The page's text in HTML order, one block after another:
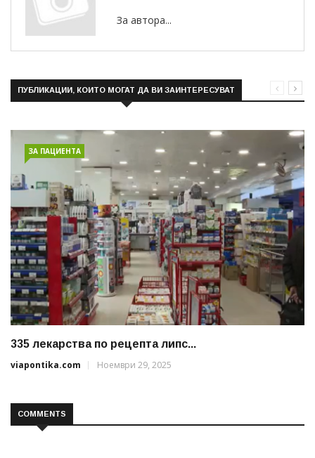
За автора...
ПУБЛИКАЦИИ, КОИТО МОГАТ ДА ВИ ЗАИНТЕРЕСУВАТ
ЗА ПАЦИЕНТА
335 лекарства по рецепта липс...
viapontika.com
Ноември 29, 2025
COMMENTS